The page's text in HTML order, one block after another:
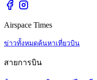
Airspace Times
ข่าวทั้งหมดค้นหาเที่ยวบิน
สายการบิน